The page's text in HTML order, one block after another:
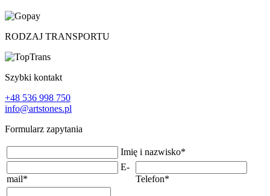
RODZAJ TRANSPORTU
Szybki kontakt
+48 536 998 750
info@artstones.pl
Formularz zapytania
Imię i nazwisko*
E-
mail* Telefon*